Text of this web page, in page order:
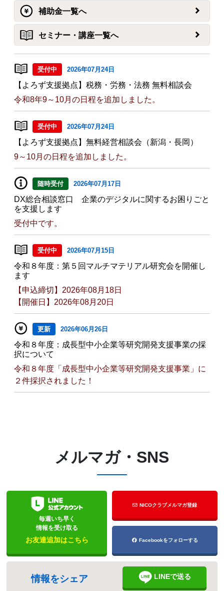
補助金一覧へ
セミナー・講座一覧へ
受付中 2026年07月24日
【よろず支援拠点】税務・労務・法務 無料相談会
令和8年9～10月の日程を追加しました。
受付中 2026年07月24日
【よろず支援拠点】無料経営相談会（新潟・長岡）
9～10月の日程を追加しました。
随時受付 2026年07月17日
DX総合相談窓口 企業のデジタルに関するお困りごと
を支援します
受付中です。
受付中 2026年07月15日
令和８年度：第５回マルチマテリアル研究会を開催し
ます
【申込締切】2026年08月18日
【開催日】2026年08月20日
更新 2026年06月26日
令和８年度：成長型中小企業等研究開発支援事業の採
択について
令和８年度「成長型中小企業等研究開発支援事業」に
２件採択されました！
メルマガ・SNS
毎週いち早く
情報を受け取る
お友達追加はこちら
NICOクラブメルマガ登録
Facebookをフォローする
情報をシェア LINEで送る